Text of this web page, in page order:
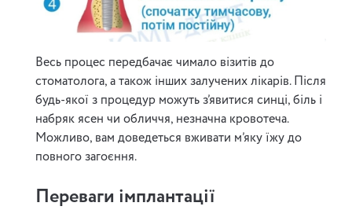
Весь процес передбачає чимало візитів до
стоматолога, а також інших залучених лікарів. Після
будь-якої з процедур можуть з’явитися синці, біль і
набряк ясен чи обличчя, незначна кровотеча.
Можливо, вам доведеться вживати м’яку їжу до
повного загоєння.
Переваги імплантації